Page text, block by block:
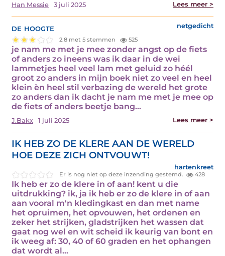
Han Messie 3 juli 2025 Lees meer >
de hoogte netgedicht
2.8 met 5 stemmen 525
je nam me met je mee zonder angst op de fiets
of anders zo ineens was ik daar in de wei
lammetjes heel veel lam met geluid zo héél
groot zo anders in mijn boek niet zo veel en heel
klein èn heel stil verbazing de wereld het grote
zo anders dan ik dacht je nam me met je mee op
de fiets of anders beetje bang…
J.Bakx 1 juli 2025 Lees meer >
IK HEB ZO DE KLERE AAN DE WERELD
HOE DEZE ZICH ONTVOUWT!
hartenkreet
Er is nog niet op deze inzending gestemd. 428
Ik heb er zo de klere in of aan! kent u die
uitdrukking? ik, ja ik heb er zo de klere in of aan
aan vooral m'n kledingkast en dan met name
het opruimen, het opvouwen, het ordenen en
zeker het strijken, gladstrijken het wassen dat
gaat nog wel en wit scheid ik keurig van bont en
ik weeg af: 30, 40 of 60 graden en het ophangen
dat wordt al…